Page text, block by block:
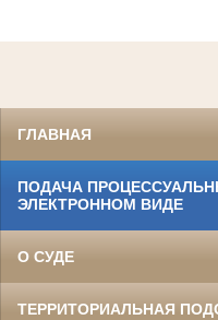
ГЛАВНАЯ
ПОДАЧА
ЭЛЕКТРОННОМ ВИДЕ
О СУДЕ
ТЕРРИТОРИАЛЬНАЯ